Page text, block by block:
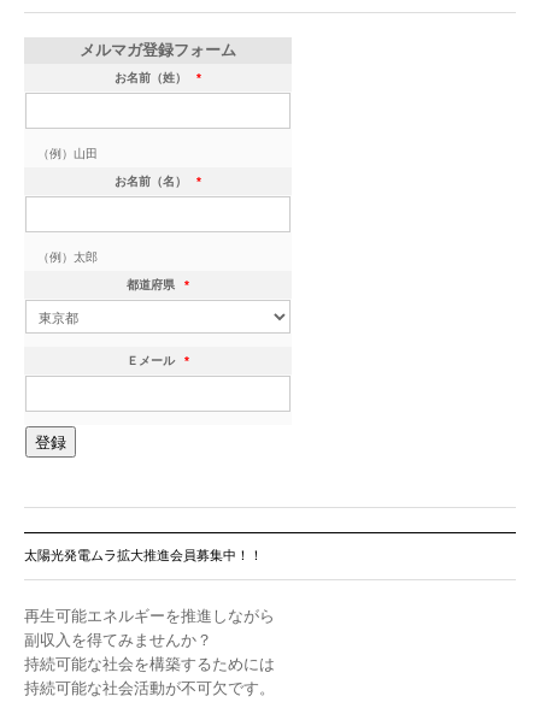
メルマガ登録フォーム
お名前（姓） *
（例）山田
お名前（名） *
（例）太郎
都道府県 *
Ｅメール *
太陽光発電ムラ拡大推進会員募集中！！
再生可能エネルギーを推進しながら
副収入を得てみませんか？
持続可能な社会を構築するためには
持続可能な社会活動が不可欠です。